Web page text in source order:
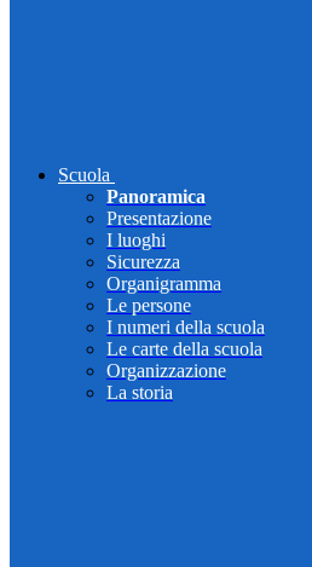
Scuola
Panoramica
Presentazione
I luoghi
Sicurezza
Organigramma
Le persone
I numeri della scuola
Le carte della scuola
Organizzazione
La storia